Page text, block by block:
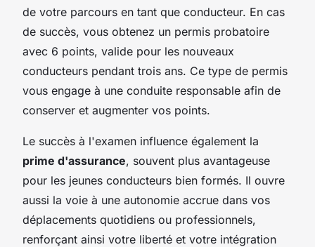
de votre parcours en tant que conducteur. En cas
de succès, vous obtenez un permis probatoire
avec 6 points, valide pour les nouveaux
conducteurs pendant trois ans. Ce type de permis
vous engage à une conduite responsable afin de
conserver et augmenter vos points.
Le succès à l'examen influence également la
prime d'assurance, souvent plus avantageuse
pour les jeunes conducteurs bien formés. Il ouvre
aussi la voie à une autonomie accrue dans vos
déplacements quotidiens ou professionnels,
renforçant ainsi votre liberté et votre intégration